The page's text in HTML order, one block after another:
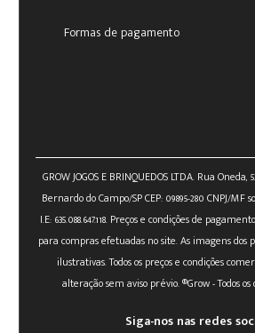
Formas de pagamento
GROW JOGOS E BRINQUEDOS LTDA. Rua
Bernardo do Campo/SP CEP: 09895-280 CNPJ/MF
I.E: 635.088.647.118. Preços e condições de
para compras efetuadas no site. As imagens dos
ilustrativas. Todos os preços e condições
alteração sem aviso prévio. ®Grow - Todos
Siga-nos nas redes